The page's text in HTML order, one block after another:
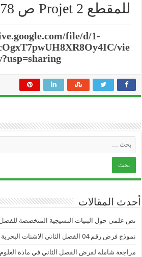
للمقطع 2 Projet ص 78-79-80-81
file/d/1-
vie
أحدث المقالات
نص علمي حول البنيات النسيجية المتخصصة للفصل
نموذج فرض رقم 04 الفصل الثاني الاشنات البحرية في مادة العلوم 1 ج م ع ت
مراجعة شاملة لفرض الفصل الثاني في مادة